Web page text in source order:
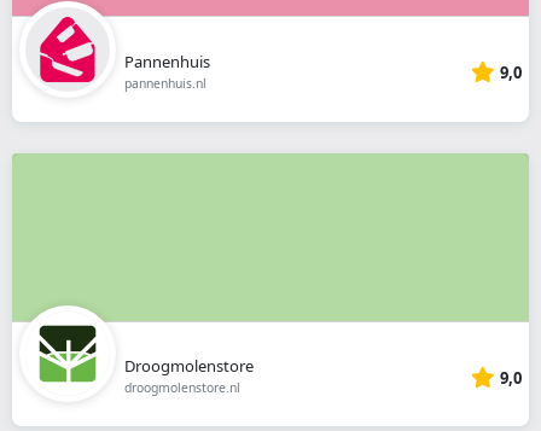
Pannenhuis
pannenhuis.nl 9,0
Droogmolenstore
droogmolenstore.nl 9,0